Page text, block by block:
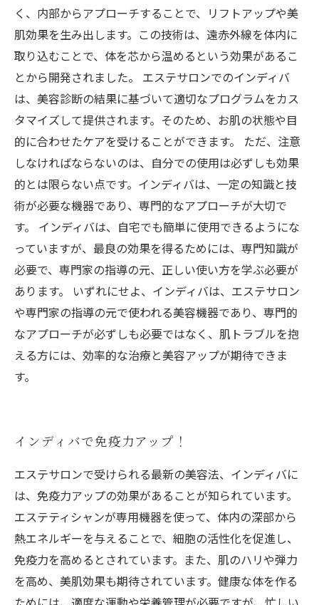
く、内部からアプローチすることで、リフトアップや美
肌効果を生み出します。この技術は、遠赤外線を体内に
取り込むことで、体を芯から温めるという効果があるこ
とから開発されました。 エステサロンでのインディバ
は、美容診断の結果に基づいて適切なプログラムをカス
タマイズして提供されます。そのため、お肌の状態や目
的に合わせたケアを受けることができます。 ただ、注意
しなければならないのは、自分での使用は必ずしも効果
的とは限らない点です。インディバは、一定の知識と技
術が必要な機器であり、専門的なアプローチが大切で
す。 インディバは、自宅でも簡単に使用できるようにな
っていますが、最良の効果を得るためには、専門知識が
必要で、専門家の指導の元、正しい使い方を学ぶ必要が
あります。 いずれにせよ、インディバは、エステサロン
や専門家の指導の元で使われる美容機器であり、専門的
なアプローチが必ずしも必要ではなく、肌トラブルを抱
える方には、効率的な治療と美容アップが期待できま
す。
インディバで免疫力アップ！
エステサロンで受けられる最新の美容法、インディバに
は、免疫力アップの効果があることが知られています。
エステティシャンが専用機器を使って、体内の深部から
熱エネルギーを与えることで、細胞の活性化を促進し、
免疫力を高めるとされています。また、肌のハリや弾力
を高め、美肌効果も期待されています。健康な体を作る